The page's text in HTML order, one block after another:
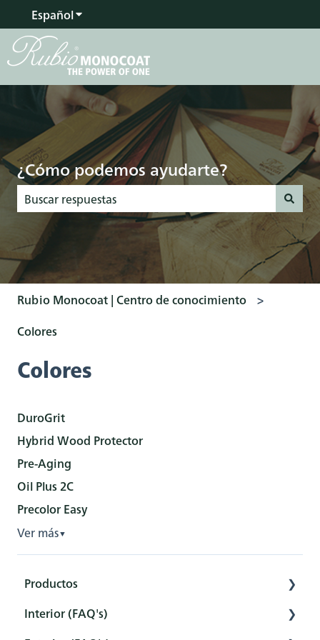
EspañolTraducciones de Mostrar submenú de
¿Cómo podemos ayudarte?
No hay sugerencias porque el campo de búsqueda está
Rubio Monocoat | Centro de conocimiento
Colores
Colores
DuroGrit
Hybrid Wood Protector
Pre-Aging
Oil Plus 2C
Precolor Easy
Ver más▼
Productos
Interior
Interior (FAQ's)